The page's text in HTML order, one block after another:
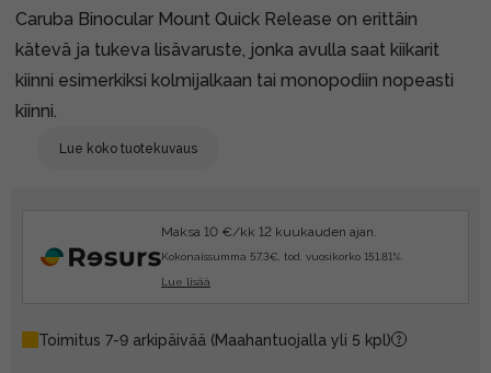
Caruba Binocular Mount Quick Release on erittäin
kätevä ja tukeva lisävaruste, jonka avulla saat kiikarit
kiinni esimerkiksi kolmijalkaan tai monopodiin nopeasti
kiinni.
Lue koko tuotekuvaus
Maksa 10 €/kk 12 kuukauden ajan.
Kokonaissumma 57.3€, tod. vuosikorko 151.81%.
Lue lisää
Toimitus 7-9 arkipäivää (Maahantuojalla yli 5 kpl)